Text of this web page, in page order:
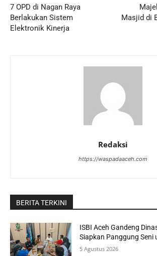
7 OPD di Nagan Raya
Berlakukan Sistem
Elektronik Kinerja
Masjid di
Redaksi
https://waspadaaceh.com
BERITA TERKINI
ISBI Aceh Gandeng
Siapkan Panggung Seni
5 Agustus 2026